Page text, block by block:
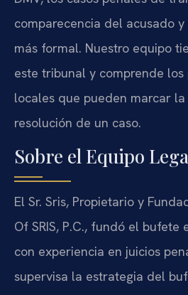
comparecencia del acusado
más formal. Nuestro equipo
este tribunal y comprende
locales que pueden marcar
resolución de un caso.
Sobre el Equipo
El Sr. Sris, Propietario y
Of SRIS, P.C., fundó el bufete
con experiencia en juicios
supervisa la estrategia del